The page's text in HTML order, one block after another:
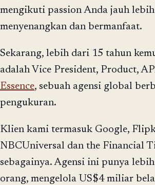
mengikuti passion Anda jauh lebih
menyenangkan dan bermanfaat.
Sekarang, lebih dari 15 tahun
adalah Vice President, Product,
Essence, sebuah agensi global
pengukuran.
Klien kami termasuk Google,
NBCUniversal dan the Financial
sebagainya. Agensi ini punya
orang, mengelola US$4 miliar